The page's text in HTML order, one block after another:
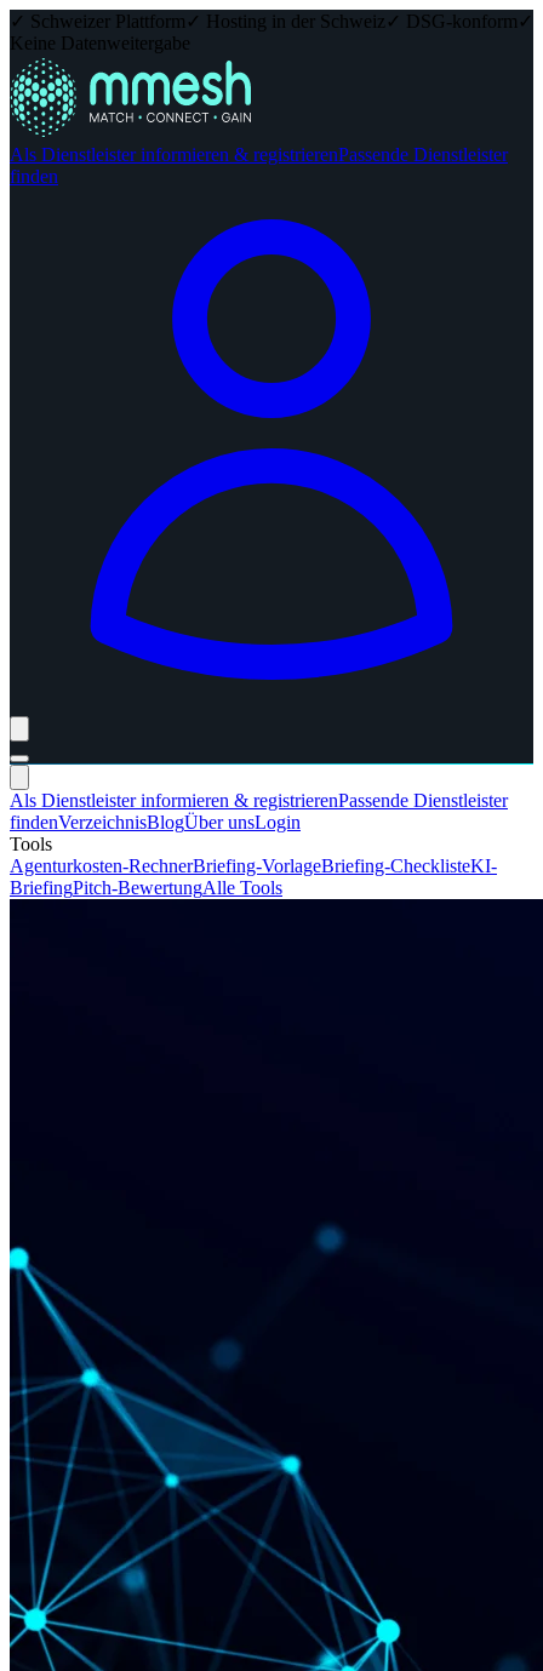
✓ Schweizer Plattform ✓ Hosting in der Schweiz ✓ DSG-konform ✓
Keine Datenweitergabe
Als Dienstleister informieren & registrierenPassende Dienstleister
finden
Als Dienstleister informieren & registrierenPassende Dienstleister
findenVerzeichnisBlogÜber unsLogin
Tools
Agenturkosten-RechnerBriefing-VorlageBriefing-ChecklisteKI-
BriefingPitch-BewertungAlle Tools